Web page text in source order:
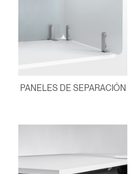
PANELES DE SEPARACIÓN